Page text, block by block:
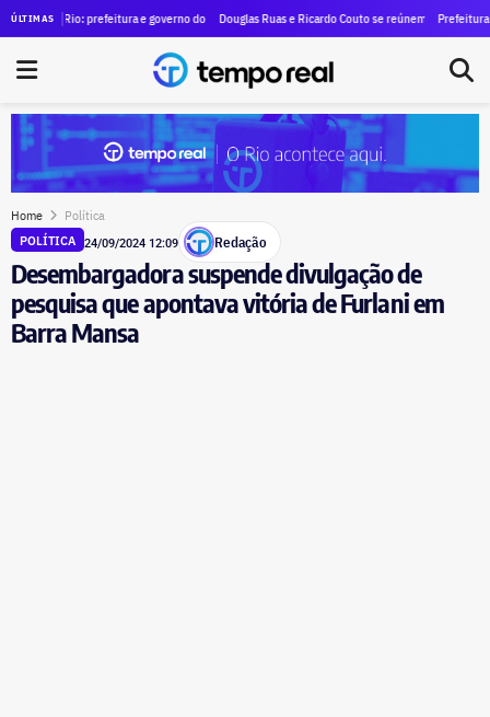
ÚLTIMASdenuncia caso ao MPT e cobra cobra reintegração
Rio: prefeitura e governo do estado recomendam encerramento de atividades não-essenciais
Douglas Ruas e Ricardo Couto se reúnem para discutir indicados
Prefeitura amplia
Home Política
POLÍTICA 24/09/2024 12:09 Redação
Desembargadora suspende divulgação de
pesquisa que apontava vitória de Furlani em
Barra Mansa